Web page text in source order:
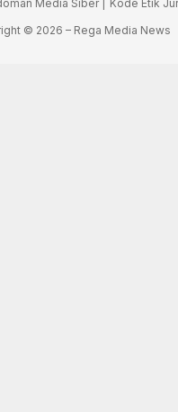
Media Siber |
Kode Etik
© 2026 – Rega Media News